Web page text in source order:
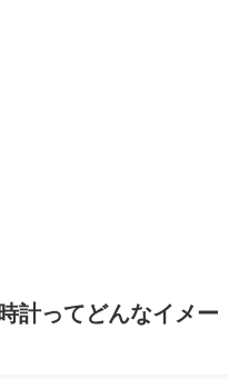
計ってどんなイメー